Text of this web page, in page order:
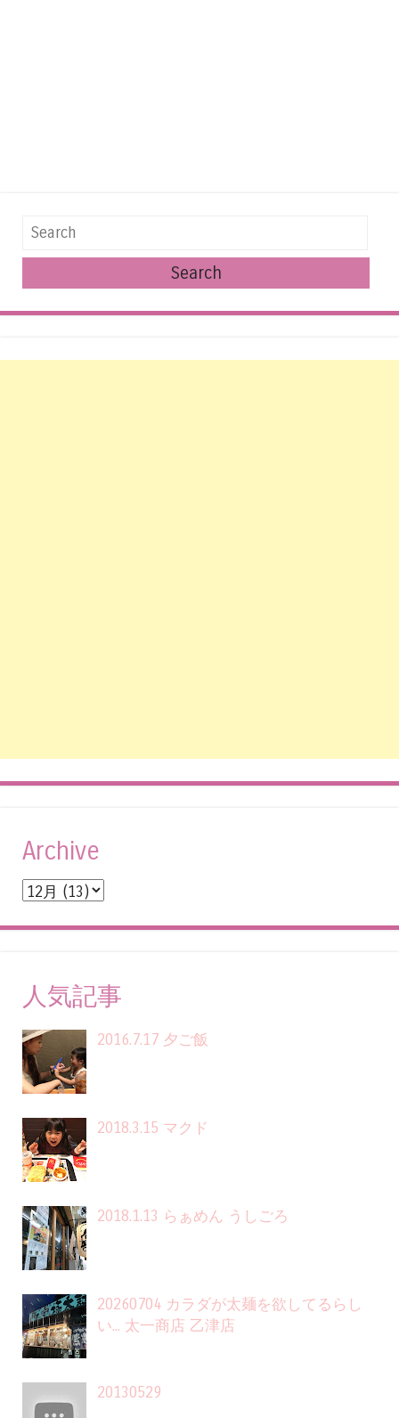
Search
Archive
人気記事
2016.7.17 夕ご飯
2018.3.15 マクド
2018.1.13 らぁめん うしごろ
20260704 カラダが太麺を欲してるらし
い... 太一商店 乙津店
20130529